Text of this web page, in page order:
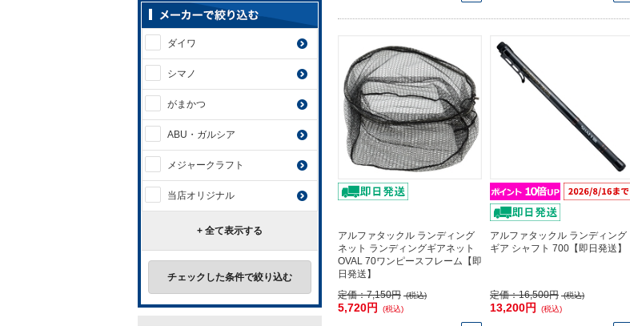
アルファタックル ランディング
ネット ランディングギアネット
OVAL 70ワンピースフレーム【即
日発送】
定価：7,150円 (税込)
5,720円 (税込)
アルファタックル ランディング
ギア シャフト 700【即日発送】
定価：16,500円 (税込)
13,200円 (税込)
ダイワ
シマノ
がまかつ
ABU・ガルシア
メジャークラフト
当店オリジナル
+ 全て表示する
チェックした条件で絞り込む